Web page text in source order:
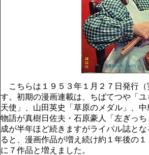
こちらは１９５３年１月２７日発行
す。初期の漫画連載は、ちばてつや「
天使」、山田英史「草原のメダル」、
物語が真樹日佐夫・石原豪人「左ぎっ
成が半年ほど続きますがライバル誌と
ると、漫画作品が増え続け約１年後の
に７作品と増えました。